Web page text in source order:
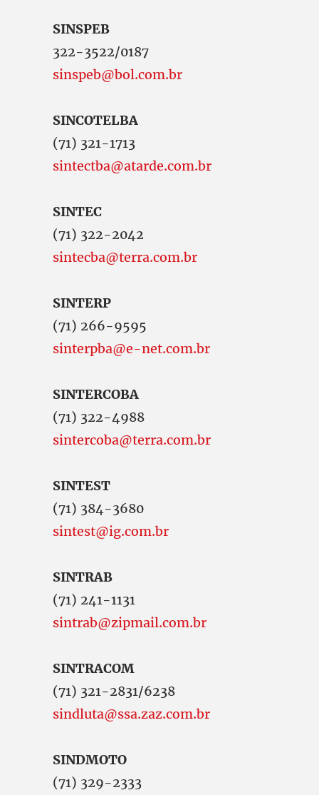
SINSPEB
322-3522/0187
sinspeb@bol.com.br
SINCOTELBA
(71) 321-1713
sintectba@atarde.com.br
SINTEC
(71) 322-2042
sintecba@terra.com.br
SINTERP
(71) 266-9595
sinterpba@e-net.com.br
SINTERCOBA
(71) 322-4988
sintercoba@terra.com.br
SINTEST
(71) 384-3680
sintest@ig.com.br
SINTRAB
(71) 241-1131
sintrab@zipmail.com.br
SINTRACOM
(71) 321-2831/6238
sindluta@ssa.zaz.com.br
SINDMOTO
(71) 329-2333